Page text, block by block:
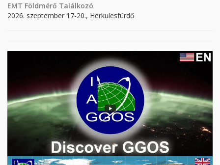
EMT Földmérő Találkozó
2026. szeptember 17-20., Herkulesfürdő